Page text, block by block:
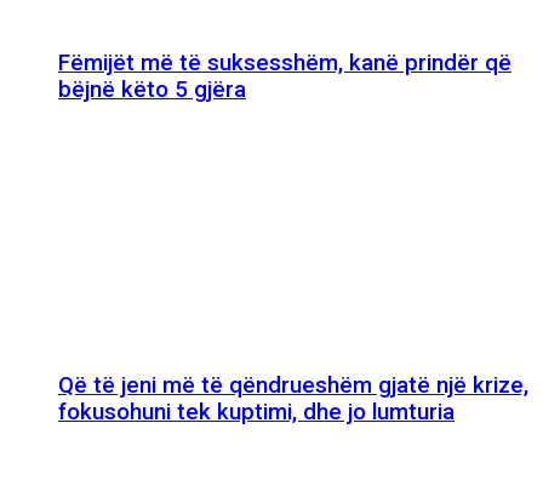
Fëmijët më të suksesshëm, kanë prindër që
bëjnë këto 5 gjëra
Që të jeni më të qëndrueshëm gjatë një krize,
fokusohuni tek kuptimi, dhe jo lumturia